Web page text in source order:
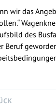
wir das
des
Beruf